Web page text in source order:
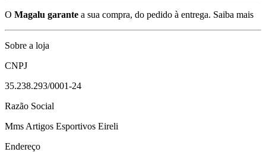
O Magalu garante a sua compra, do pedido à entrega. Saiba mais
Sobre a loja
CNPJ
35.238.293/0001-24
Razão Social
Mms Artigos Esportivos Eireli
Endereço